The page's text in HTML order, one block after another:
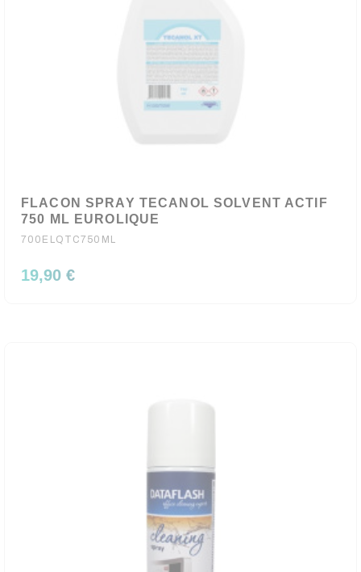
FLACON SPRAY TECANOL SOLVENT ACTIF
750 ML EUROLIQUE
700ELQTC750ML
19,90 €